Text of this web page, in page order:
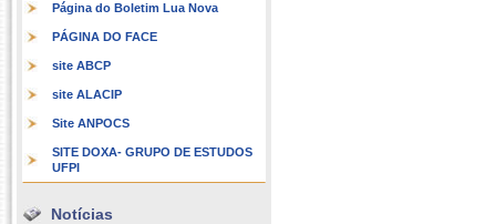
Página do Boletim Lua Nova
PÁGINA DO FACE
site ABCP
site ALACIP
Site ANPOCS
SITE DOXA- GRUPO DE ESTUDOS
UFPI
Notícias